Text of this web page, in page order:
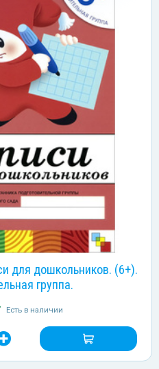
для дошкольников. (6+).
группа.
Есть в наличии